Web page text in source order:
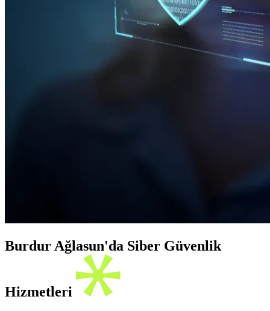
Burdur Ağlasun'da Siber Güvenlik
Hizmetleri